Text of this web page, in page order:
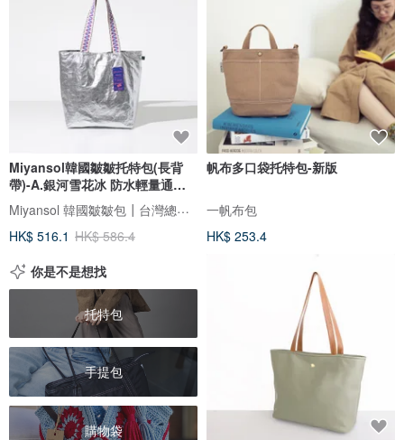
Miyansol韓國皺皺托特包(長背
帶)-A.銀河雪花冰 防水輕量通勤
款
Miyansol 韓國皺皺包┃台灣總代理
HK$ 516.1 HK$ 586.4
帆布多口袋托特包-新版
一帆布包
HK$ 253.4
你是不是想找
托特包
手提包
購物袋